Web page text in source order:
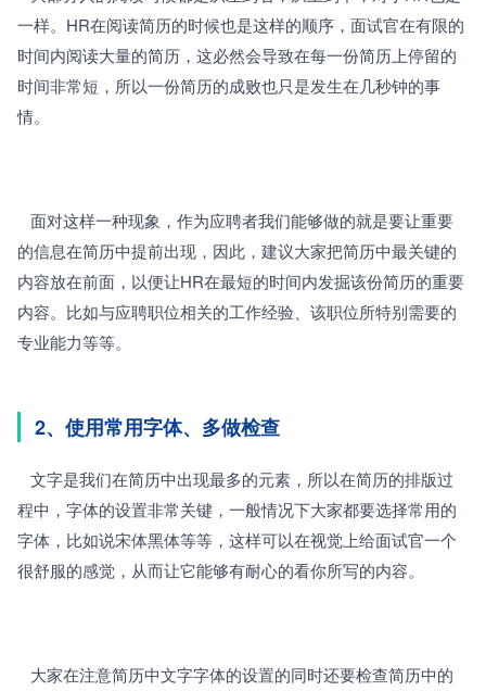
一样。HR在阅读简历的时候也是这样的顺序，面试官在有限的
时间内阅读大量的简历，这必然会导致在每一份简历上停留的
时间非常短，所以一份简历的成败也只是发生在几秒钟的事
情。
的信息在简历中提前出现，因此，建议大家把简历中最关键的
内容放在前面，以便让HR在最短的时间内发掘该份简历的重要
内容。比如与应聘职位相关的工作经验、该职位所特别需要的
专业能力等等。
2、使用常用字体、多做检查
程中，字体的设置非常关键，一般情况下大家都要选择常用的
字体，比如说宋体黑体等等，这样可以在视觉上给面试官一个
很舒服的感觉，从而让它能够有耐心的看你所写的内容。